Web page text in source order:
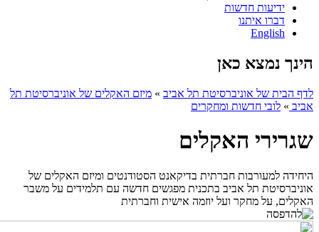
ידיעות חדשות
דברו איתנו
English
הינך נמצא כאן
לדף הבית של אוניברסיטת תל אביב » מיזם האקלים של אוניברסיטת תל
אביב » לובי חדשות ומחקרים
שגרירי האקלים
היחידה למעורבות חברתית בדיקאנט הסטודנטים ומיזם האקלים של
אוניברסיטת תל אביב בתכנית מפגשים חדשה עם תלמידים על משבר
האקלים, על מחקר ועל יוזמה אישית וחברתית